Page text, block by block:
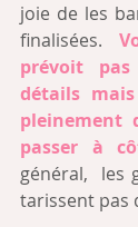
joie de les
finalisées.
prévoit
détails
passer à
général,  les
tarissent pas